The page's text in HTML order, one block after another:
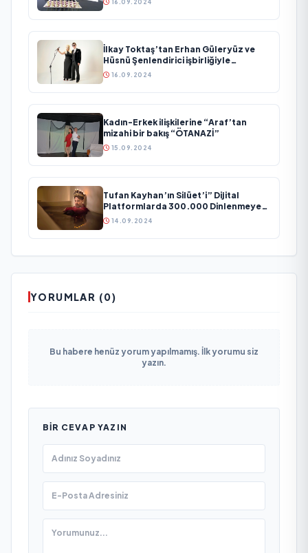
16.09.2024
İlkay Toktaş’tan Erhan Güleryüz ve
Hüsnü Şenlendirici işbirliğiyle
duygusal bir aşk manifestosu: “Deliler
16.09.2024
Kadın-Erkek ilişkilerine “Araf’tan
mizahi bir bakış “ÖTANAZİ”
15.09.2024
Tufan Kayhan’ın Silüet’i” Dijital
Platformlarda 300.000 Dinlenmeye
Ulaştı
14.09.2024
YORUMLAR (0)
Bu habere henüz yorum yapılmamış. İlk yorumu siz
yazın.
BIR CEVAP YAZIN